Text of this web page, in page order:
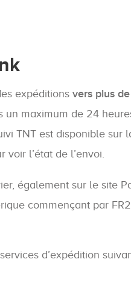
expéditions vers plus
un maximum de 24
TNT est disponible
l’état de l’envoi.
également sur le site
commençant par
d’expédition